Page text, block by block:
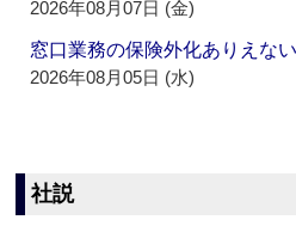
2026年08月07日 (金)
窓口業務の保険外化ありえない
2026年08月05日 (水)
社説